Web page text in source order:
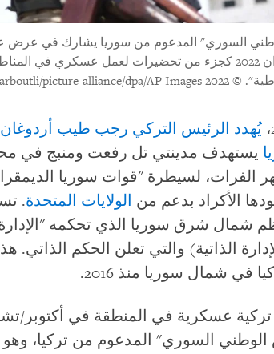
Click
السوري" المدعوم من سوريا يشارك في
حلب في 9 يونيو/حزيران 2022 كجزء من تحضيرات لعمل عسكري
© 2022 Anas Alkharboutli/picture-alliance/dpa/AP Images
يُهدد الرئيس التركي رجب طيب أردوغان
يستهدف مدينتي تل رفعت ومنبج في
الفرات، لسيطرة "قوات سوريا
الأكراد بدعم من الولايات المتحدة.
شمال شرق سوريا الذي تحكمه "الإدارة
الذاتية) والتي تعلن الحكم الذاتي.
في شمال سوريا منذ 2016.
السوري" المدعوم من تركيا،